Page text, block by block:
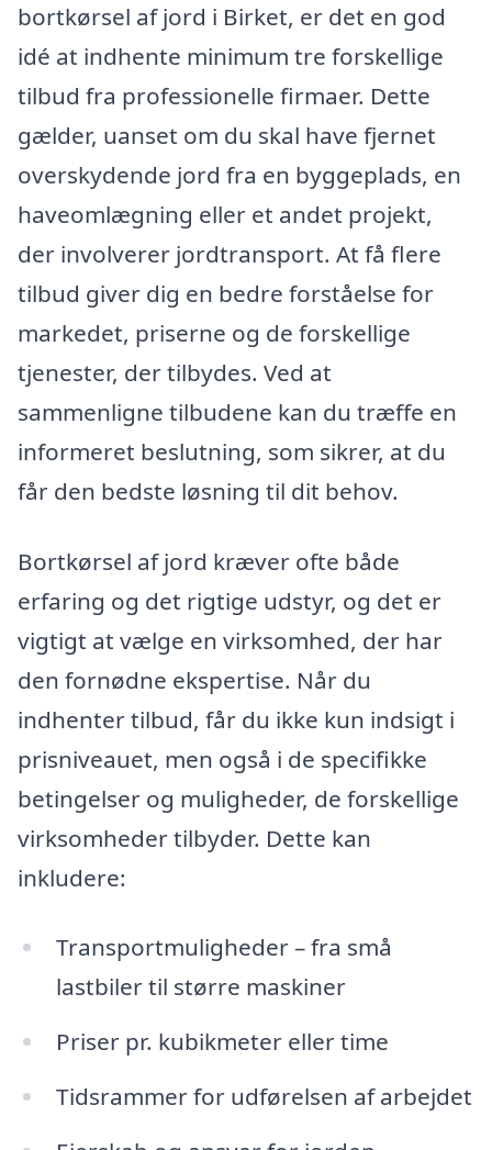
bortkørsel af jord i Birket, er det en god
idé at indhente minimum tre forskellige
tilbud fra professionelle firmaer. Dette
gælder, uanset om du skal have fjernet
overskydende jord fra en byggeplads, en
haveomlægning eller et andet projekt,
der involverer jordtransport. At få flere
tilbud giver dig en bedre forståelse for
markedet, priserne og de forskellige
tjenester, der tilbydes. Ved at
sammenligne tilbudene kan du træffe en
informeret beslutning, som sikrer, at du
får den bedste løsning til dit behov.
Bortkørsel af jord kræver ofte både
erfaring og det rigtige udstyr, og det er
vigtigt at vælge en virksomhed, der har
den fornødne ekspertise. Når du
indhenter tilbud, får du ikke kun indsigt i
prisniveauet, men også i de specifikke
betingelser og muligheder, de forskellige
virksomheder tilbyder. Dette kan
inkludere:
Transportmuligheder – fra små
lastbiler til større maskiner
Priser pr. kubikmeter eller time
Tidsrammer for udførelsen af arbejdet